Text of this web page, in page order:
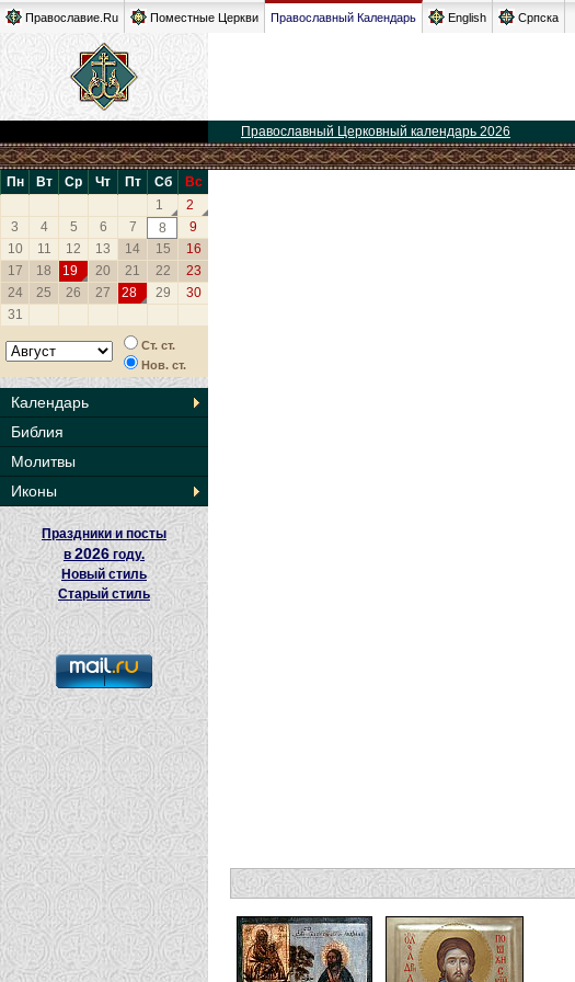
Православие.Ru Поместные Церкви Православный Календарь English Српска
Православный Церковный календарь 2026
Пн Вт Ср Чт Пт Сб
Вс
1
2
3
4 5 6 7 8
9
10
11 12 13 14 15
16
17
18 19 20 21 22
23
24
25 26 27 28 29
30
31
Ст. ст.
Нов. ст.
Календарь
Библия
Молитвы
Иконы
Праздники и посты
в2026 году.
Новый стиль
Старый стиль